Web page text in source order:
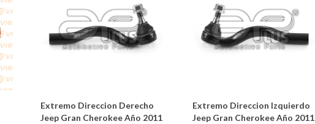
Extremo Direccion Derecho
Jeep Gran Cherokee Año 2011
Extremo Direccion Izquierdo
Jeep Gran Cherokee Año 2011